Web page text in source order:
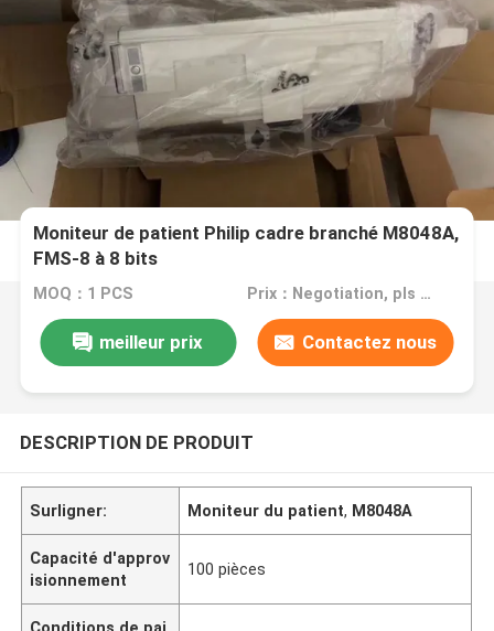
Moniteur de patient Philip cadre branché M8048A,
FMS-8 à 8 bits
MOQ：1 PCS Prix：Negotiation, pls contact me
meilleur prix Contactez nous
DESCRIPTION DE PRODUIT
Surligner: Moniteur du patient, M8048A
Capacité d'approv
isionnement
100 pièces
Conditions de pai